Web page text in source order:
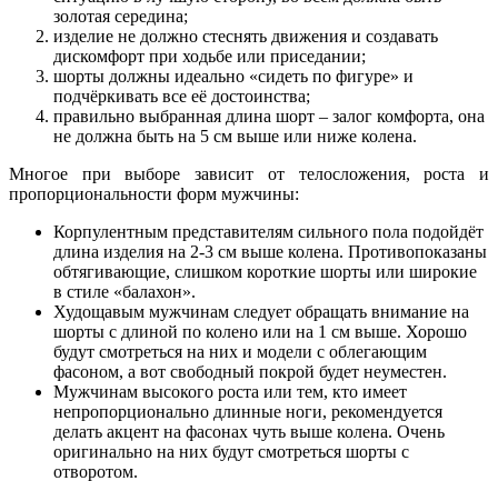
золотая середина;
изделие не должно стеснять движения и создавать
дискомфорт при ходьбе или приседании;
шорты должны идеально «сидеть по фигуре» и
подчёркивать все её достоинства;
правильно выбранная длина шорт – залог комфорта, она
не должна быть на 5 см выше или ниже колена.
Многое при выборе зависит от телосложения, роста и
пропорциональности форм мужчины:
Корпулентным представителям сильного пола подойдёт
длина изделия на 2-3 см выше колена. Противопоказаны
обтягивающие, слишком короткие шорты или широкие
в стиле «балахон».
Худощавым мужчинам следует обращать внимание на
шорты с длиной по колено или на 1 см выше. Хорошо
будут смотреться на них и модели с облегающим
фасоном, а вот свободный покрой будет неуместен.
Мужчинам высокого роста или тем, кто имеет
непропорционально длинные ноги, рекомендуется
делать акцент на фасонах чуть выше колена. Очень
оригинально на них будут смотреться шорты с
отворотом.